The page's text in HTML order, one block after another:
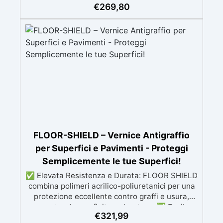
0,2 kg/m². Si prega di rispettare questa
indicazione, poiché la quantità del prodotto è
calcolata in base a questo consumo. ​
applicare: Video Guida completa inclusa, 3
semplici passaggi, dalla preparazione della
superficie alla finitura protettiva antigraffio. ✅
Risultati professionali: Sistema autolivellante,
resistente ai raggi UV, duraturo e con finitura
lucida o satinata. ✅ Personalizzabile:
€269,80
FLOOR-SHIELD – Vernice Antigraffio
per Superfici e Pavimenti - Proteggi
Semplicemente le tue Superfici!
✅ Elevata Resistenza e Durata: FLOOR SHIELD
combina polimeri acrilico-poliuretanici per una
protezione eccellente contro graffi e usura,
garantendo una finitura duratura. ✅ Facile
Applicazione: Si applica facilmente con rullo,
€321,99